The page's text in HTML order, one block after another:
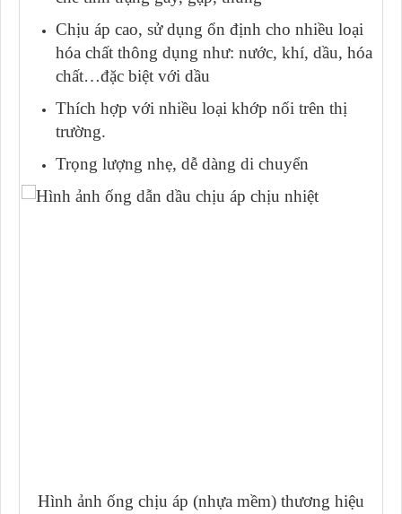
Chịu áp cao, sử dụng ổn định cho nhiều loại
hóa chất thông dụng như: nước, khí, dầu, hóa
chất…đặc biệt với dầu
Thích hợp với nhiều loại khớp nối trên thị
trường.
Trọng lượng nhẹ, dễ dàng di chuyển
Hình ảnh ống chịu áp (nhựa mềm) thương hiệu